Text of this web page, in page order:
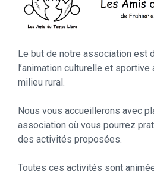
Le but de notre association est
l’animation culturelle et
milieu rural.
Nous vous accueillerons avec
association où vous pourrez
des activités proposées.
Toutes ces activités sont